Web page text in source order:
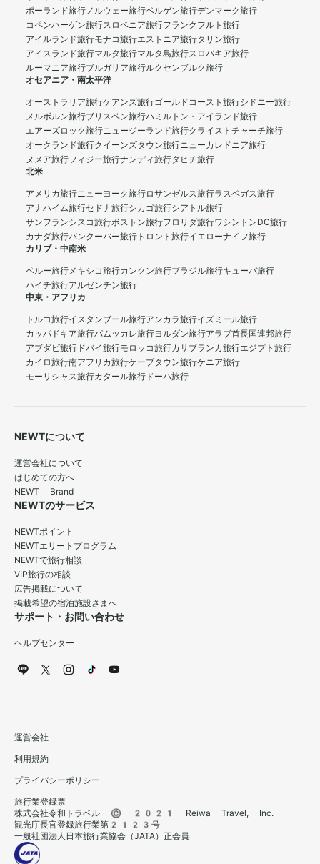
ポーランド旅行ノルウェー旅行ベルゲン旅行デンマーク旅行
コペンハーゲン旅行スロベニア旅行フランクフルト旅行
アイルランド旅行モナコ旅行エストニア旅行タリン旅行
アイスランド旅行マルタ旅行マルタ島旅行スロバキア旅行
ルーマニア旅行ブルガリア旅行ルクセンブルク旅行
オセアニア・南太平洋
オーストラリア旅行ケアンズ旅行ゴールドコースト旅行シドニー旅行
メルボルン旅行ブリスベン旅行ハミルトン・アイランド旅行
エアーズロック旅行ニュージーランド旅行クライストチャーチ旅行
オークランド旅行クイーンズタウン旅行ニューカレドニア旅行
ヌメア旅行フィジー旅行ナンディ旅行タヒチ旅行
北米
アメリカ旅行ニューヨーク旅行ロサンゼルス旅行ラスベガス旅行
アナハイム旅行セドナ旅行シカゴ旅行シアトル旅行
サンフランシスコ旅行ボストン旅行フロリダ旅行ワシントンDC旅行
カナダ旅行バンクーバー旅行 トロント旅行イエローナイフ旅行
カリブ・中南米
ペルー旅行メキシコ旅行カンクン旅行ブラジル旅行キューバ旅行
ハイチ旅行アルゼンチン旅行
中東・アフリカ
トルコ旅行イスタンブール旅行アンカラ旅行イズミール旅行
カッパドキア旅行パムッカレ旅行ヨルダン旅行アラブ首長国連邦旅行
アブダビ旅行 ドバイ旅行モロッコ旅行カサブランカ旅行エジプト旅行
カイロ旅行南アフリカ旅行ケープタウン旅行ケニア旅行
モーリシャス旅行カタール旅行 ドーハ旅行
NEWTについて
運営会社について
はじめての方へ
NEWT Brand
NEWTのサービス
NEWTポイント
NEWTエリートプログラム
NEWTで旅行相談
VIP旅行の相談
広告掲載について
掲載希望の宿泊施設さまへ
サポート・お問い合わせ
ヘルプセンター
運営会社
利用規約
プライバシーポリシー
旅行業登録票
株式会社令和トラベル © 2021 Reiwa Travel, Inc.
観光庁長官登録旅行業第2123号
一般社団法人日本旅行業協会（JATA）正会員